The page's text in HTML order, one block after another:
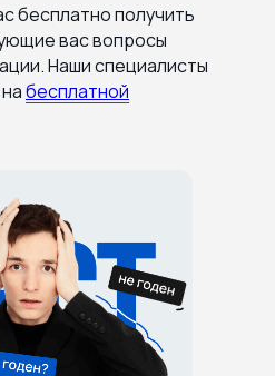
бесплатно получить
вас вопросы
Наши специалисты
бесплатной